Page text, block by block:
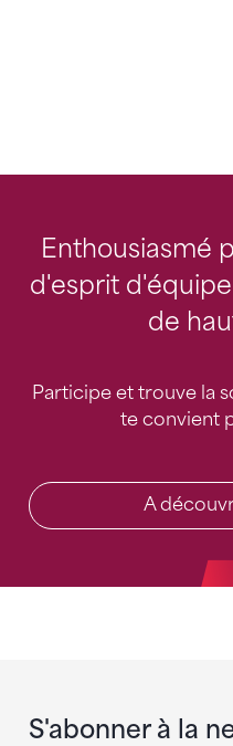
Enthousiasmé
d'esprit
de
Participe et trouve la
te convient
A
S'abonner à la